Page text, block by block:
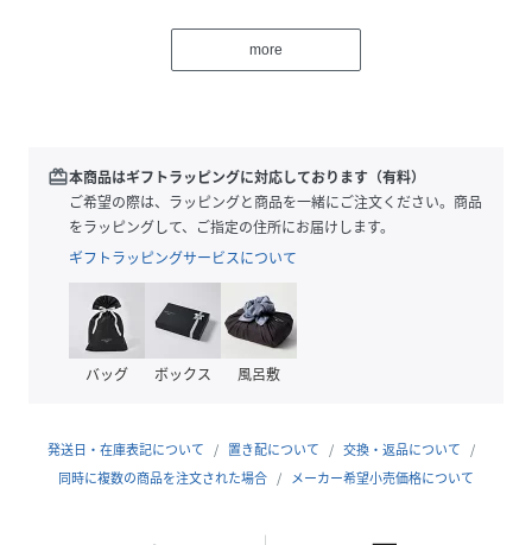
カジュアルなデニムの風合いに、レーヨン特有の上品な落ち
感とほんのりとしたツヤをプラスしたノースリーブブラウ
ト。大人の洗練カジュアルアイテムです。
【2026 Spring/Summer】【26SS】
※商品画像は、光の当たり具合やパソコンなどの閲覧環境に
より、実際の色味と異なって見える場合がございます。予め
ご了承ください。
※商品の色味の目安は、商品単体の画像をご参照ください。
お気に入り登録された商品は、マイページにて現在の価格情
報や在庫状況の確認が可能です。
more
redeem本商品はギフトラッピングに対応しております（有料）
ご希望の際は、ラッピングと商品を一緒にご注文ください。商品
をラッピングして、ご指定の住所にお届けします。
ギフトラッピングサービスについて
バッグ ボックス 風呂敷
発送日・在庫表記について 置き配について
交換・返品について
同時に複数の商品を注文された場合
メーカー希望小売価格について